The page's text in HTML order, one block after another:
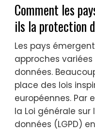
Comment les
ils la protection
Les pays
approches
données.
place des lois
européennes. Par
la Loi générale
données (LGPD)